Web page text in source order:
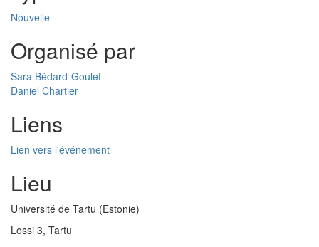
Nouvelle
Organisé par
Sara Bédard-Goulet
Daniel Chartier
Liens
Lien vers l'événement
Lieu
Université de Tartu (Estonie)
Lossi 3, Tartu